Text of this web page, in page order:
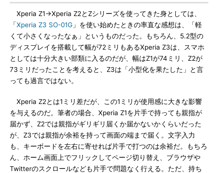
Xperia Z1→Xperia Z2とZシリーズを使ってきた身としては、
「Xperia Z3 SO-01G 」を使い始めたときの率直な感想は、「軽
くて小さくなったなぁ」というものだった。もちろん、5.2型の
ディスプレイを搭載して幅が72ミリもあるXperia Z3は、スマホ
としては十分大きい部類に入るのだが、幅はZ1が74ミリ、Z2が
73ミリだったことを考えると、Z3は「小型化を果たした」と言
っても過言ではない。
Xperia Z2とは1ミリ差だが、この1ミリが使用感に大きな影響
を与えるのだ。筆者の場合、Xperia Z1を片手で持っても親指が
届かず、Z2では親指がギリギリ届くか届かないかくらいだった
が、Z3では親指が余裕を持って画面の端まで届く。文字入力
も、キーボードを左右に寄せれば片手で打つのは余裕だ。もちろ
ん、ホーム画面上でフリックしてページ切り替え、ブラウザや
Twitterのスクロールなども片手で問題なく行える。ただ、持ち